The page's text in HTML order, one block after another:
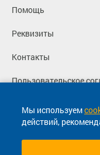
Мы используем
действий,
Помощь
Реквизиты
Контакты
Пользовательское
Политика
Согласие на